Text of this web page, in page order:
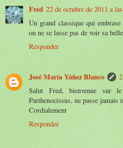
Fred 22 de octubre de 2011 a
Un grand classique qui
on ne se lasse pas de voir sa
Responder
José María Yáñez Blanco
Salut Fred, bienvenue sur
Parthenocissus, ne passe jamais
Cordialement
Responder